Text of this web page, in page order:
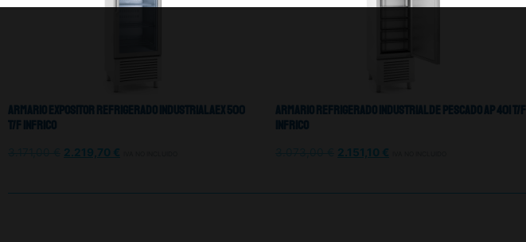
Armario Expositor Refrigerado Industrial AEX 500
T/F Infrico
2.219,70 €
Armario Refrigerado Industrial De Pescado AP 401 T/F
Infrico
2.151,10 €